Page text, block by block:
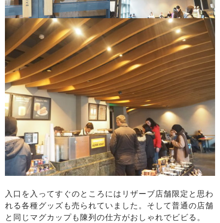
入口を入ってすぐのところにはリザーブ店舗限定と思わ
れる各種グッズも売られていました。そして普通の店舗
と同じマグカップも陳列の仕方がおしゃれでビビる。